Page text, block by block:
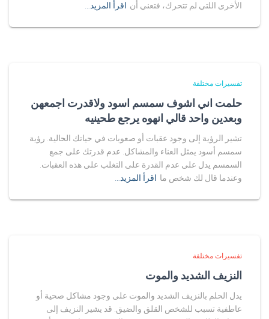
الأخرى اللتي لم تتحرك، فتعني أن اقرأ المزيد…
تفسيرات مختلفة
حلمت اني اشوف سمسم اسود ولاقدرت اجمعهن
وبعدين واحد قالي انهوه يرجع طحينيه
تشير الرؤية إلى وجود عقبات أو صعوبات في حياتك الحالية. رؤية
سمسم أسود يمثل العناء والمشاكل. عدم قدرتك على جمع
السمسم يدل على عدم القدرة على التغلب على هذه العقبات.
وعندما قال لك شخص ما اقرأ المزيد…
تفسيرات مختلفة
النزيف الشديد والموت
يدل الحلم بالنزيف الشديد والموت على وجود مشاكل صحية أو
عاطفية تسبب للشخص القلق والضيق. قد يشير النزيف إلى